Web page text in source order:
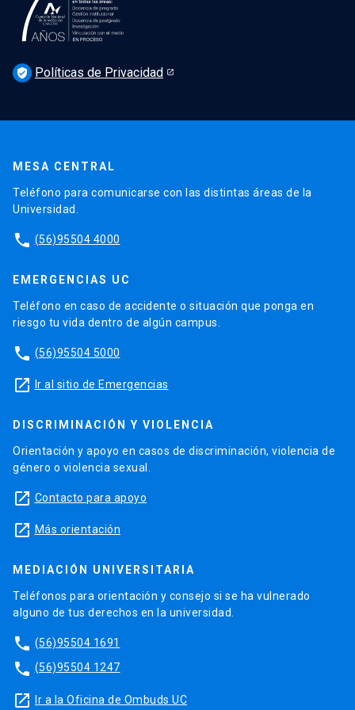
Noticias
Derecho UC en los medios
Newsletter Derecho UC 360
verified_user Políticas de Privacidad
MESA CENTRAL
Teléfono para comunicarse con las distintas áreas de la
Universidad.
phone (56)95504 4000
EMERGENCIAS UC
Teléfono en caso de accidente o situación que ponga en
riesgo tu vida dentro de algún campus.
phone (56)95504 5000
launch Ir al sitio de Emergencias
DISCRIMINACIÓN Y VIOLENCIA
Orientación y apoyo en casos de discriminación, violencia de
género o violencia sexual.
launch Contacto para apoyo
launch Más orientación
MEDIACIÓN UNIVERSITARIA
Teléfonos para orientación y consejo si se ha vulnerado
alguno de tus derechos en la universidad.
phone (56)95504 1691
phone (56)95504 1247
launch Ir a la Oficina de Ombuds UC